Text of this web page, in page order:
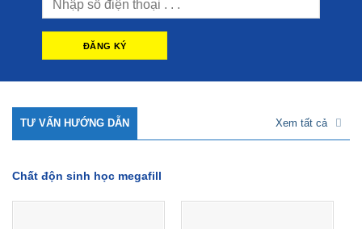
TƯ VẤN HƯỚNG DẪN Xem tất cả
Chất độn sinh học megafill